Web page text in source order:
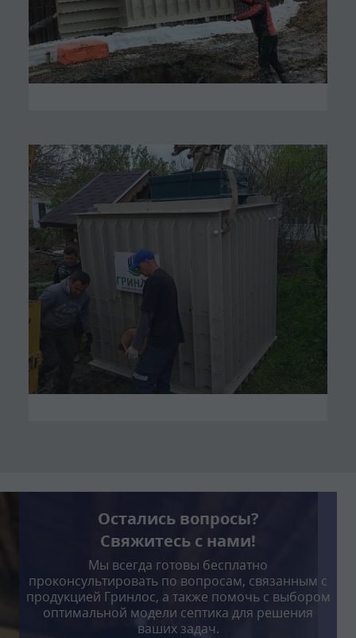
Остались вопросы?
Свяжитесь с нами!
Мы всегда готовы бесплатно
проконсультировать по вопросам, связанным с
продукцией Гринлос, а также помочь с выбором
оптимальной модели септика для решения
ваших задач.